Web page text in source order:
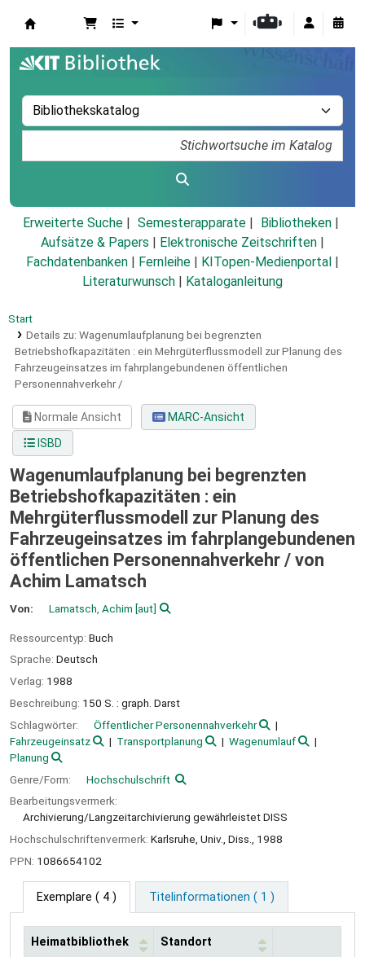
Erweiterte Suche Semesterapparate
Bibliotheken
Aufsätze & Papers
Elektronische Zeitschriften
Fachdatenbanken
Fernleihe KITopen-Medienportal
Literaturwunsch
Kataloganleitung
Start
Details zu: Wagenumlaufplanung bei begrenzten
Betriebshofkapazitäten : ein Mehrgüterflussmodell zur Planung des
Fahrzeugeinsatzes im fahrplangebundenen öffentlichen
Personennahverkehr /
Normale Ansicht
MARC-Ansicht
ISBD
Wagenumlaufplanung bei begrenzten
Betriebshofkapazitäten : ein
Mehrgüterflussmodell zur Planung des
Fahrzeugeinsatzes im fahrplangebundenen
öffentlichen Personennahverkehr / von
Achim Lamatsch
Von: Lamatsch, Achim [aut]
Ressourcentyp: Buch
Sprache: Deutsch
Verlag: 1988
Beschreibung: 150 S. : graph. Darst
Schlagwörter:
Öffentlicher Personennahverkehr
Fahrzeugeinsatz
Transportplanung
Wagenumlauf
Planung
Genre/Form:
Hochschulschrift
Bearbeitungsvermerk:
Archivierung/Langzeitarchivierung gewährleistet DISS
Hochschulschriftenvermerk: Karlsruhe, Univ., Diss., 1988
PPN: 1086654102
Exemplare ( 4 ) Titelinformationen ( 1 )
Heimatbibliothek Standort